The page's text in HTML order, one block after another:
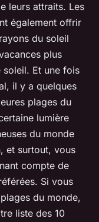
leurs attraits. Les
également offrir
du soleil
plus
soleil. Et une fois
il y a quelques
plages du
lumière
du monde
et surtout, vous
compte de
Si vous
du monde,
liste des 10